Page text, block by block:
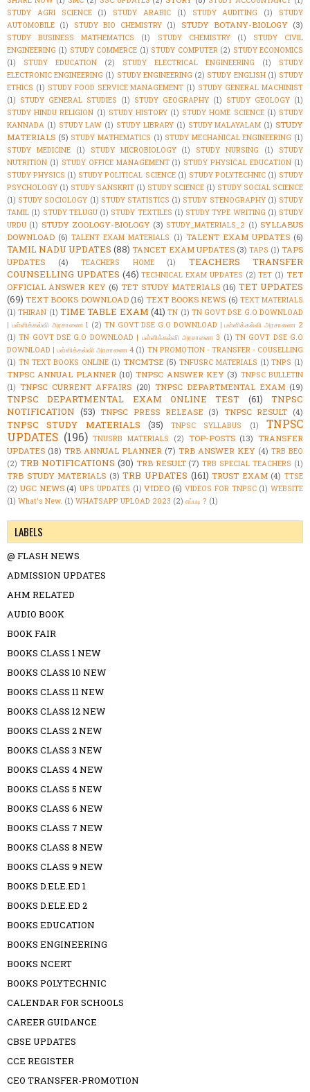
STUDY AGRI SCIENCE
(1) STUDY ARABIC (1) STUDY AUDITING (1)
STUDY
AUTOMOBILE (1) STUDY BIO CHEMISTRY (1) STUDY BOTANY-BIOLOGY (3)
STUDY BUSINESS MATHEMATICS (1) STUDY CHEMISTRY (1)
STUDY CIVIL
ENGINEERING (1) STUDY COMMERCE (1) STUDY COMPUTER (2) STUDY ECONOMICS
(1)
STUDY EDUCATION (2) STUDY ELECTRICAL ENGINEERING (1)
STUDY
ELECTRONIC ENGINEERING (1) STUDY ENGINEERING (2) STUDY ENGLISH (1) STUDY
ETHICS (1) STUDY FOOD SERVICE MANAGEMENT (1) STUDY GENERAL MACHINIST
(1) STUDY GENERAL STUDIES (1) STUDY GEOGRAPHY (1) STUDY GEOLOGY (1)
STUDY HINDU RELIGION (1) STUDY HISTORY (1) STUDY HOME SCIENCE (1) STUDY
KANNADA (1) STUDY LAW (1) STUDY LIBRARY (1) STUDY MALAYALAM (1) STUDY
MATERIALS (5) STUDY MATHEMATICS (1) STUDY MECHANICAL ENGINEERING (1)
STUDY MEDICINE
(1) STUDY MICROBIOLOGY (1) STUDY NURSING (1)
STUDY
NUTRITION (1) STUDY OFFICE MANAGEMENT (1) STUDY PHYSICAL EDUCATION (1)
STUDY PHYSICS (1) STUDY POLITICAL SCIENCE (1) STUDY POLYTECHNIC (1) STUDY
PSYCHOLOGY (1) STUDY SANSKRIT (1) STUDY SCIENCE (1) STUDY SOCIAL SCIENCE
(1) STUDY SOCIOLOGY (1) STUDY STATISTICS (1) STUDY STENOGRAPHY (1) STUDY
TAMIL (1) STUDY TELUGU (1) STUDY TEXTILES (1) STUDY TYPE WRITING (1) STUDY
URDU (1) STUDY ZOOLOGY-BIOLOGY (3) STUDY_MATERIALS_2 (1) SYLLABUS
DOWNLOAD (6) TALENT EXAM MATERIALS (1) TALENT EXAM UPDATES (6)
TAMIL NADU UPDATES (88) TANCET EXAM UPDATES (3) TAPS (1) TAPS
UPDATES
(4) TEACHERS HOME (1)
TEACHERS TRANSFER
COUNSELLING UPDATES (46) TECHNICAL EXAM UPDATES (2) TET (1) TET
OFFICIAL ANSWER KEY (6) TET STUDY MATERIALS (16) TET UPDATES
(69) TEXT BOOKS DOWNLOAD (16) TEXT BOOKS NEWS (6) TEXT MATERIALS
(1) THIRAN (1) TIME TABLE EXAM (41) TN (1) TN GOVT DSE G.O DOWNLOAD
| பள்ளிக்கல்வி அரசாணை 1 (2) TN GOVT DSE G.O DOWNLOAD | பள்ளிக்கல்வி அரசாணை 2
(1) TN GOVT DSE G.O DOWNLOAD | பள்ளிக்கல்வி அரசாணை 3 (1) TN GOVT DSE G.O
DOWNLOAD | பள்ளிக்கல்வி அரசாணை 4 (1) TN PROMOTION - TRANSFER - COUSELLING
(1) TN TEXT BOOKS ONLINE (1) TNCMTSE (5) TNFUSRC MATERIALS (1) TNPS (1)
TNPSC ANNUAL PLANNER (10) TNPSC ANSWER KEY (3) TNPSC BULLETIN
(1) TNPSC CURRENT AFFAIRS (20) TNPSC DEPARTMENTAL EXAM (19)
TNPSC DEPARTMENTAL EXAM ONLINE TEST (61)
TNPSC
NOTIFICATION (53) TNPSC PRESS RELEASE (3) TNPSC RESULT (4)
TNPSC STUDY MATERIALS (35) TNPSC SYLLABUS (1)
TNPSC
UPDATES (196) TNUSRB MATERIALS (2) TOP-POSTS (13) TRANSFER
UPDATES (18) TRB ANNUAL PLANNER (7) TRB ANSWER KEY (4) TRB BEO
(2) TRB NOTIFICATIONS (30) TRB RESULT (7) TRB SPECIAL TEACHERS (1)
TRB STUDY MATERIALS (3) TRB UPDATES (161) TRUST EXAM (4) TTSE
(2) UGC NEWS (4) UPS UPDATES (1) VIDEO (6) VIDEOS FOR TNPSC (1) WEBSITE
(1) What's New. (1) WHATSAPP UPLOAD 2023 (2) எப்படி ? (1)
LABELS
@ FLASH NEWS
ADMISSION UPDATES
AHM RELATED
AUDIO BOOK
BOOK FAIR
BOOKS CLASS 1 NEW
BOOKS CLASS 10 NEW
BOOKS CLASS 11 NEW
BOOKS CLASS 12 NEW
BOOKS CLASS 2 NEW
BOOKS CLASS 3 NEW
BOOKS CLASS 4 NEW
BOOKS CLASS 5 NEW
BOOKS CLASS 6 NEW
BOOKS CLASS 7 NEW
BOOKS CLASS 8 NEW
BOOKS CLASS 9 NEW
BOOKS D.ELE.ED 1
BOOKS D.ELE.ED 2
BOOKS EDUCATION
BOOKS ENGINEERING
BOOKS NCERT
BOOKS POLYTECHNIC
CALENDAR FOR SCHOOLS
CAREER GUIDANCE
CBSE UPDATES
CCE REGISTER
CEO TRANSFER-PROMOTION